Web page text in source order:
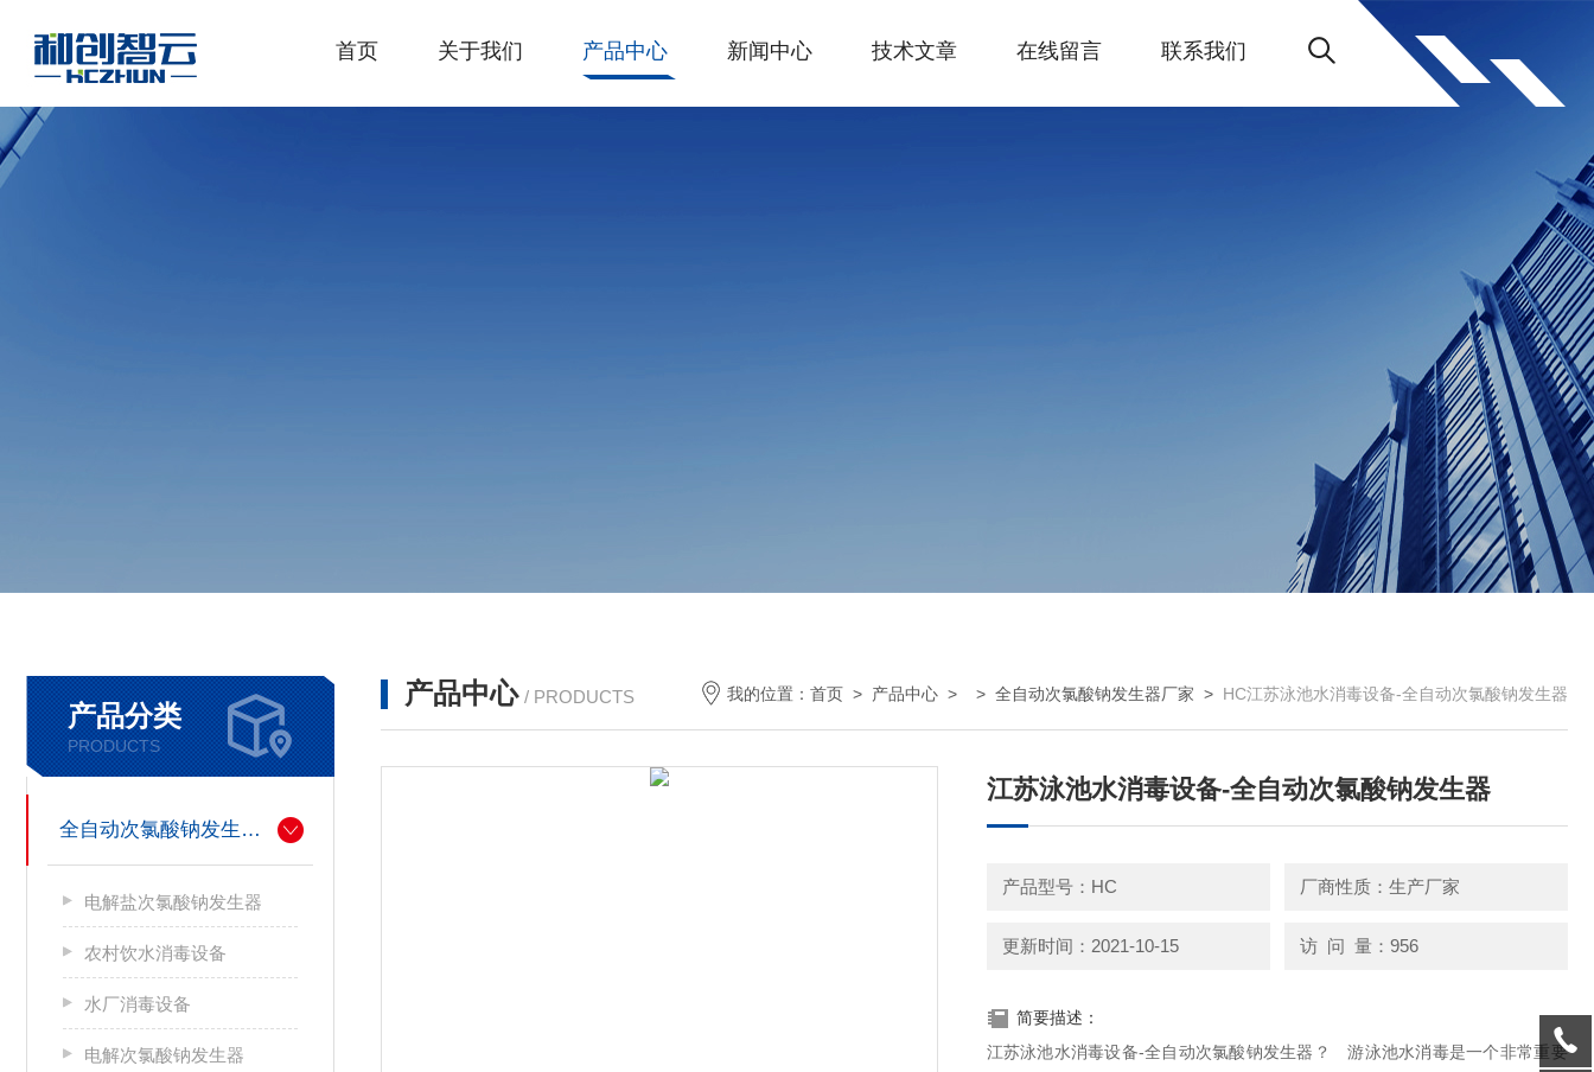
首页 关于我们 产品中心 新闻中心 技术文章 在线留言 联系我们
产品分类
PRODUCTS
全自动次氯酸钠发生器厂家
电解盐次氯酸钠发生器
农村饮水消毒设备
水厂消毒设备
电解次氯酸钠发生器
产品中心 / PRODUCTS 我的位置： 首页 > 产品中心 > > 全自动次氯酸钠发生器厂家 > HC江苏泳池水消毒设备-全自动次氯酸钠发生器
江苏泳池水消毒设备-全自动次氯酸钠发生器
产品型号：HC 厂商性质：生产厂家
更新时间：2021-10-15 访 问 量：956
简要描述：
江苏泳池水消毒设备-全自动次氯酸钠发生器​？ 游泳池水消毒是一个非常重要